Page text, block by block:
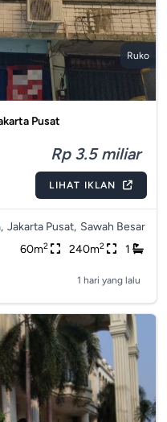
Ruko
Pusat
Rp 3.5 miliar
LIHAT IKLAN
Jakarta Pusat, Sawah Besar
60m2 240m2 1
1 hari yang lalu